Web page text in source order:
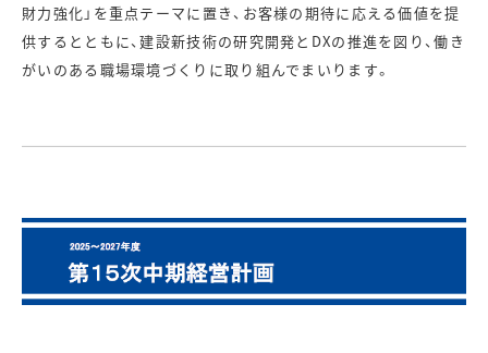
財力強化」を重点テーマに置き、お客様の期待に応える価値を提
供するとともに、建設新技術の研究開発とDXの推進を図り、働き
がいのある職場環境づくりに取り組んでまいります。